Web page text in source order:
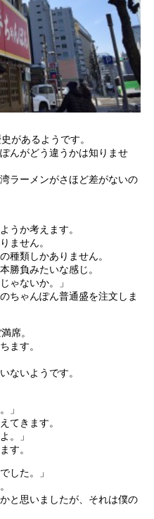
があるようです。
んがどう違うかは知りませ
ラーメンがさほど差がないの
うか考えます。
ません。
種類しかありません。
勝負みたいな感じ。
ゃないか。」
ちゃんぽん普通盛を注文しま
席。
ます。
ないようです。
」
てきます。
。」
す。
した。」
と思いましたが、それは僕の